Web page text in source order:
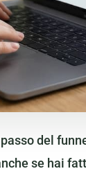
del
se hai